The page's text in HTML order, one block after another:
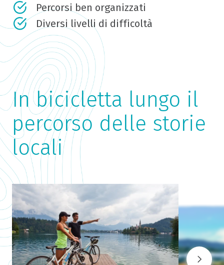
Percorsi ben organizzati
Diversi livelli di difficoltà
In bicicletta lungo il
percorso delle storie
locali